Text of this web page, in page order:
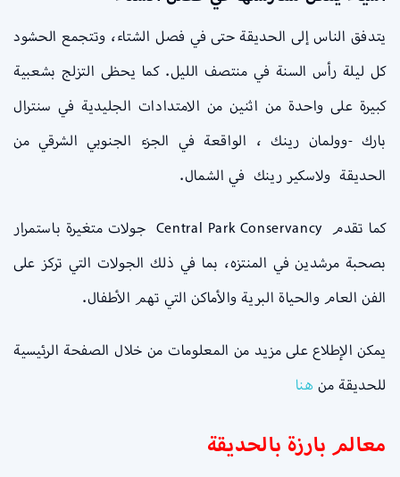
يتدفق الناس إلى الحديقة حتى في فصل الشتاء، وتتجمع الحشود
كل ليلة رأس السنة في منتصف الليل. كما يحظى التزلج بشعبية
كبيرة على واحدة من اثنين من الامتدادات الجليدية في سنترال
بارك -وولمان رينك ، الواقعة في الجزء الجنوبي الشرقي من
الحديقة ولاسكير رينك في الشمال.
كما تقدم Central Park Conservancy جولات متغيرة باستمرار
بصحبة مرشدين في المنتزه، بما في ذلك الجولات التي تركز على
الفن العام والحياة البرية والأماكن التي تهم الأطفال.
يمكن الإطلاع على مزيد من المعلومات من خلال الصفحة الرئيسية
للحديقة من هنا
معالم بارزة بالحديقة